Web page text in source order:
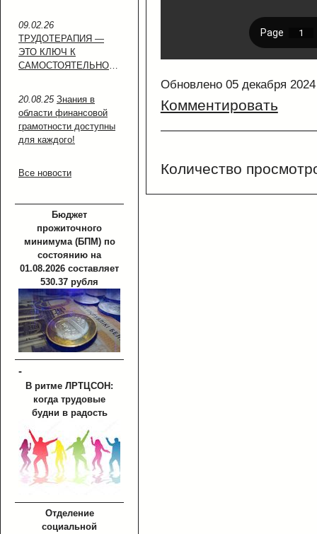
09.02.26
ТРУДОТЕРАПИЯ —
ЭТО КЛЮЧ К
САМОСТОЯТЕЛЬНОСТИ!
20.08.25 Знания в
области финансовой
грамотности доступны
для каждого!
Все новости
Бюджет
прожиточного
минимума (БПМ) по
состоянию на
01.08.2026 составляет
530.37 рубля
-
В ритме ЛРТЦСОН:
когда трудовые
будни в радость
Отделение
социальной
Обновлено 05 декабря 2024
Комментировать
Количество